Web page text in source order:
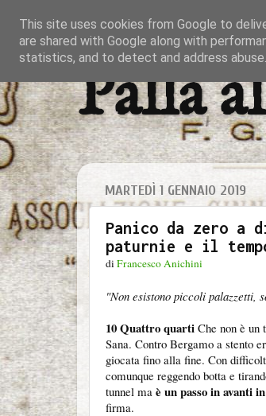
Palla
MARTEDÌ 1 GENNAIO 2019
Panico da zero
paturnie e il
diFrancesco Anichini
"Non esistono piccoli palazzetti,
10 Quattro quarti Che non è un
Sana. Contro Bergamo a stento
giocata fino alla fine. Con
comunque reggendo botta e
tunnel ma è un passo in avanti
firma.
This site uses cookies from Google to
are shared with Google along with
statistics, and to detect and address abuse.